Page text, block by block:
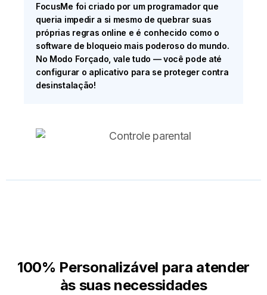
FocusMe foi criado por um programador que
queria impedir a si mesmo de quebrar suas
próprias regras online e é conhecido como o
software de bloqueio mais poderoso do mundo.
No Modo Forçado, vale tudo — você pode até
configurar o aplicativo para se proteger contra
desinstalação!
100% Personalizável para atender
às suas necessidades